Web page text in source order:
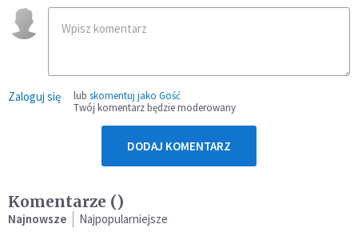
Zaloguj się lub skomentuj jako Gość
Twój komentarz będzie moderowany
DODAJ KOMENTARZ
Komentarze ()
Najnowsze Najpopularniejsze